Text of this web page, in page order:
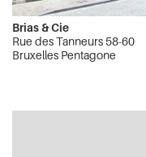
Brias & Cie
Rue des Tanneurs 58-60
Bruxelles Pentagone